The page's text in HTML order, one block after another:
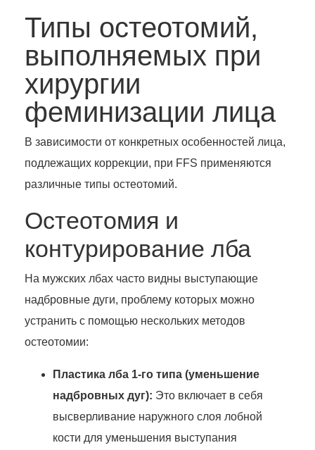
Типы остеотомий,
выполняемых при
хирургии
феминизации лица
В зависимости от конкретных особенностей лица,
подлежащих коррекции, при FFS применяются
различные типы остеотомий.
Остеотомия и
контурирование лба
На мужских лбах часто видны выступающие
надбровные дуги, проблему которых можно
устранить с помощью нескольких методов
остеотомии:
Пластика лба 1-го типа (уменьшение
надбровных дуг): Это включает в себя
высверливание наружного слоя лобной
кости для уменьшения выступания